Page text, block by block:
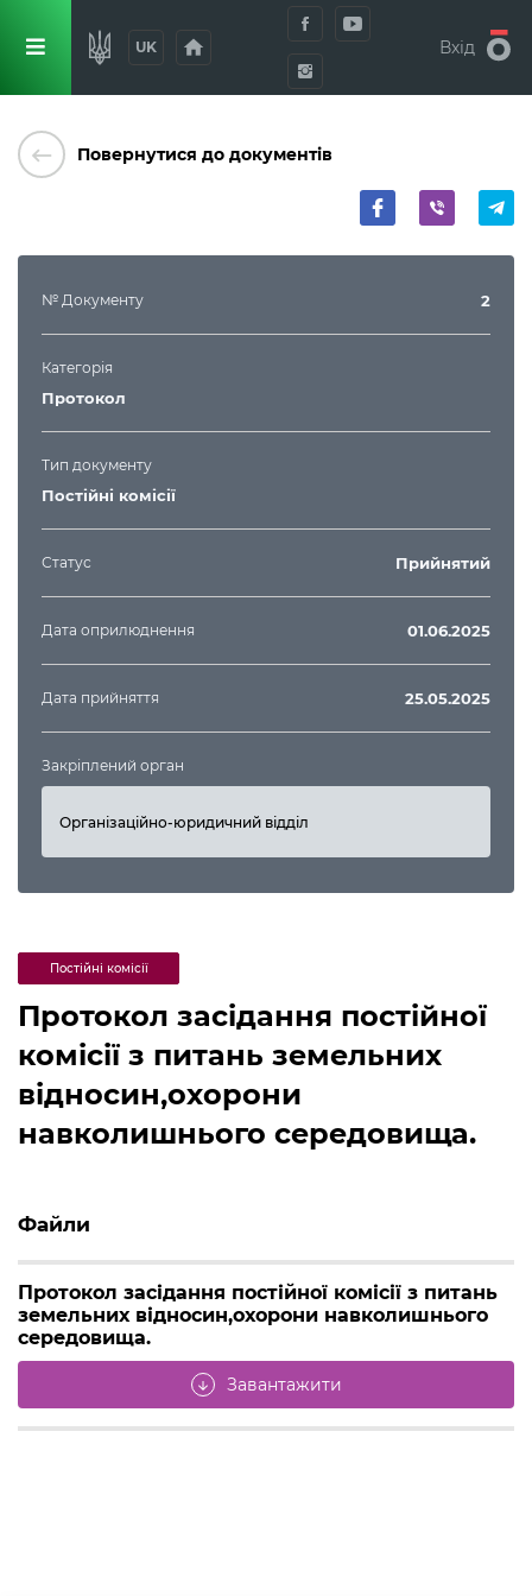
UK home Вхід
keyboard_backspace Повернутися до документів
№ Документу 2
Категорія
Протокол
Тип документу
Постійні комісії
Статус Прийнятий
Дата оприлюднення 01.06.2025
Дата прийняття 25.05.2025
Закріплений орган
Організаційно-юридичний відділ
Постійні комісії
Протокол засідання постійної
комісії з питань земельних
відносин,охорони
навколишнього середовища.
Файли
Протокол засідання постійної комісії з питань
земельних відносин,охорони навколишнього
середовища.
arrow_downward Завантажити